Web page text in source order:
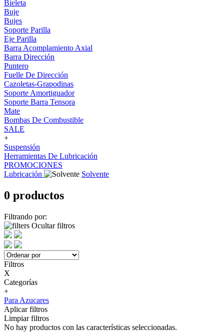
Bieleta
Buje
Bujes
Soporte Parilla
Eje Parilla
Barra Acomplamiento Axial
Barra Dirección
Puntero
Fuelle De Dirección
Cazoletas-Grapodinas
Soporte Amortiguador
Soporte Barra Tensora
Mate
Bombas De Combustible
SALE
+
Suspensión
Herramientas De Lubricación
PROMOCIONES
Lubricación
Solvente
0 productos
Filtrando por:
Ocultar filtros
Filtros
X
Categorías
+
Para Azucares
Aplicar filtros
Limpiar filtros
No hay productos con las características seleccionadas.